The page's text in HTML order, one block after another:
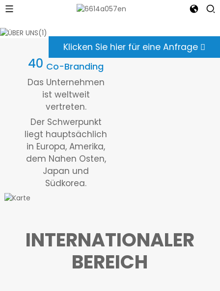
Klicken Sie hier für eine Anfrage
40 Co-Branding
Das Unternehmen
ist weltweit
vertreten.
Der Schwerpunkt
liegt hauptsächlich
in Europa, Amerika,
dem Nahen Osten,
Japan und
Südkorea.
INTERNATIONALER
BEREICH